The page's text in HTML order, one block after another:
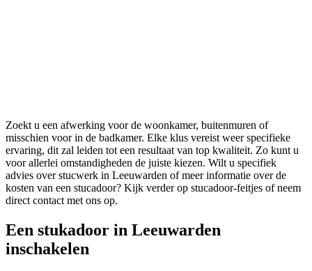
Zoekt u een afwerking voor de woonkamer, buitenmuren of
misschien voor in de badkamer. Elke klus vereist weer specifieke
ervaring, dit zal leiden tot een resultaat van top kwaliteit. Zo kunt u
voor allerlei omstandigheden de juiste kiezen. Wilt u specifiek
advies over stucwerk in Leeuwarden of meer informatie over de
kosten van een stucadoor? Kijk verder op stucadoor-feitjes of neem
direct contact met ons op.
Een stukadoor in Leeuwarden
inschakelen